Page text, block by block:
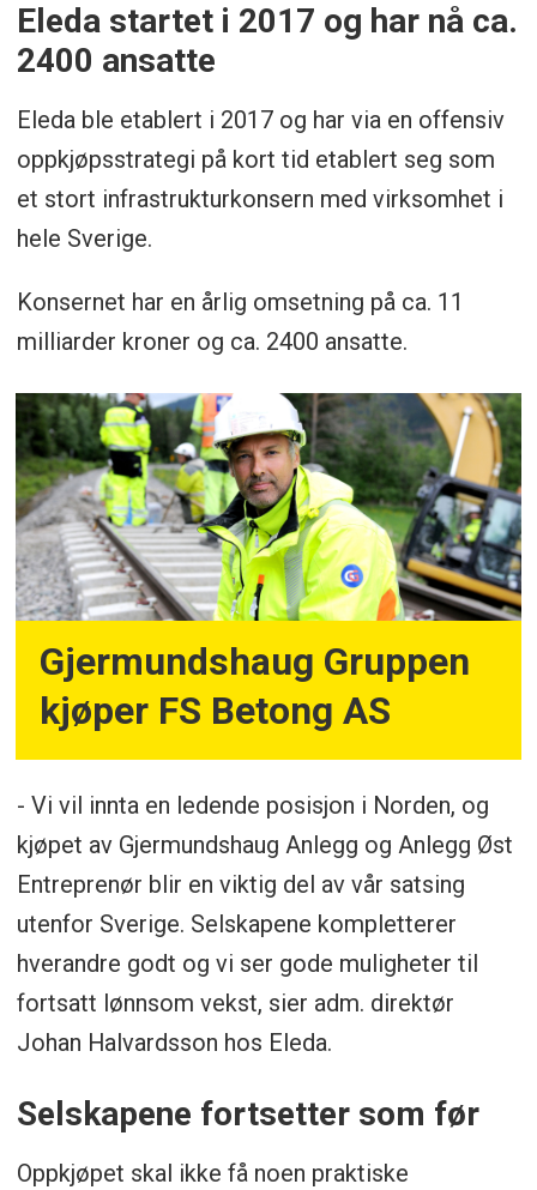
Eleda startet i 2017 og har nå ca.
2400 ansatte
Eleda ble etablert i 2017 og har via en offensiv
oppkjøpsstrategi på kort tid etablert seg som
et stort infrastrukturkonsern med virksomhet i
hele Sverige.
Konsernet har en årlig omsetning på ca. 11
milliarder kroner og ca. 2400 ansatte.
Gjermundshaug Gruppen
kjøper FS Betong AS
- Vi vil innta en ledende posisjon i Norden, og
kjøpet av Gjermundshaug Anlegg og Anlegg Øst
Entreprenør blir en viktig del av vår satsing
utenfor Sverige. Selskapene kompletterer
hverandre godt og vi ser gode muligheter til
fortsatt lønnsom vekst, sier adm. direktør
Johan Halvardsson hos Eleda.
Selskapene fortsetter som før
Oppkjøpet skal ikke få noen praktiske